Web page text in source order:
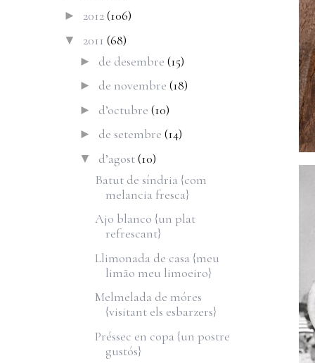
► 2012(106)
▼ 2011 (68)
► de desembre (15)
► de novembre (18)
► d’octubre (10)
► de setembre (14)
▼ d’agost(10)
Batut de síndria {com
melancia fresca}
Ajo blanco {un plat
refrescant}
Llimonada de casa {meu
limão meu limoeiro}
Melmelada de móres
{visitant els esbarzers}
Préssec en copa {un postre
gustós}